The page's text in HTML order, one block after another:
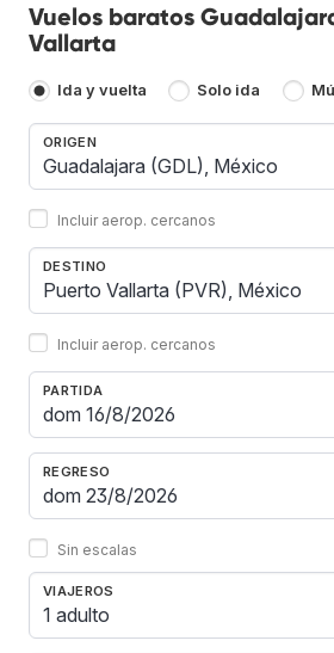
Vuelos baratos
Vallarta
Ida y vuelta Solo ida
ORIGEN
Incluir aerop. cercanos
DESTINO
Incluir aerop. cercanos
PARTIDA
REGRESO
Sin escalas
VIAJEROS
1 adulto